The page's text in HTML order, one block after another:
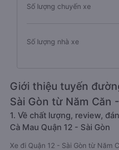
Số lượng chuyến xe
Số lượng nhà xe
Giới thiệu tuyến
Sài Gòn từ Năm Căn
1. Về chất lượng, review,
Cà Mau Quận 12 - Sài Gòn
Xe đi Quận 12 - Sài Gòn từ Năm